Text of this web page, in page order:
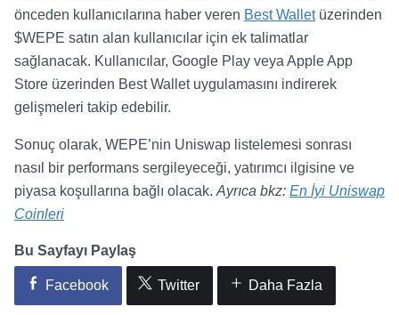
önceden kullanıcılarına haber veren Best Walletüzerinden
$WEPE satın alan kullanıcılar için ek talimatlar
sağlanacak. Kullanıcılar, Google Play veya Apple App
Store üzerinden Best Wallet uygulamasını indirerek
gelişmeleri takip edebilir.
Sonuç olarak, WEPE’nin Uniswap listelemesi sonrası
nasıl bir performans sergileyeceği, yatırımcı ilgisine ve
piyasa koşullarına bağlı olacak. Ayrıca bkz: En İyi Uniswap
Coinleri
Bu Sayfayı Paylaş
Facebook Twitter Daha Fazla